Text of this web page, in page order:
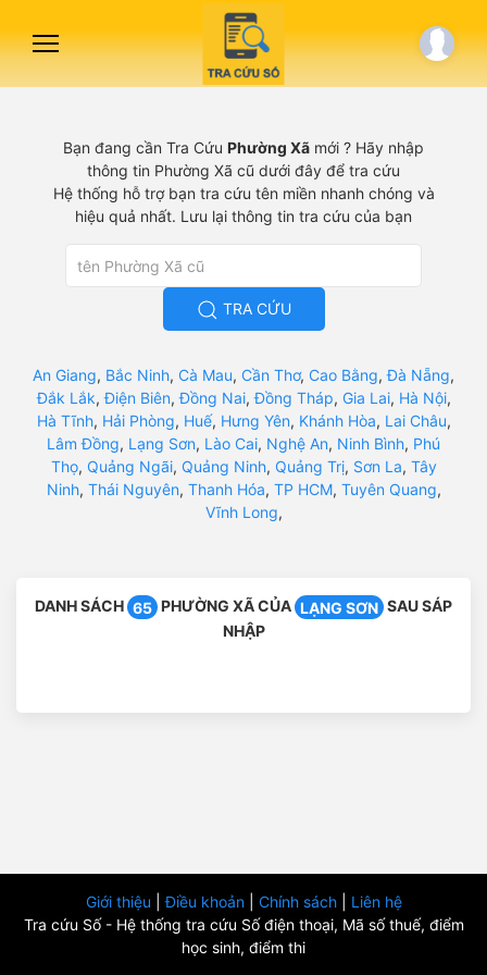
Bạn đang cần Tra Cứu Phường Xã mới ? Hãy nhập
thông tin Phường Xã cũ dưới đây để tra cứu
Hệ thống hỗ trợ bạn tra cứu tên miền nhanh chóng và
hiệu quả nhất. Lưu lại thông tin tra cứu của bạn
TRA CỨU
An Giang, Bắc Ninh, Cà Mau, Cần Thơ, Cao Bằng,Đà Nẵng,
Đắk Lắk,Điện Biên,Đồng Nai,Đồng Tháp, Gia Lai, Hà Nội,
Hà Tĩnh, Hải Phòng, Huế, Hưng Yên, Khánh Hòa, Lai Châu,
Lâm Đồng, Lạng Sơn, Lào Cai, Nghệ An, Ninh Bình, Phú
Thọ, Quảng Ngãi, Quảng Ninh, Quảng Trị, Sơn La, Tây
Ninh, Thái Nguyên, Thanh Hóa, TP HCM, Tuyên Quang,
Vĩnh Long,
DANH SÁCH 65 PHƯỜNG XÃ CỦA LẠNG SƠN SAU SÁP
NHẬP
Giới thiệu |Điều khoản Chính sách
Liên hệ
Tra cứu Số - Hệ thống tra cứu Số điện thoại, Mã số thuế, điểm
học sinh, điểm thi